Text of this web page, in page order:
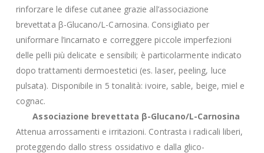
rinforzare le difese cutanee grazie all’associazione
brevettata β-Glucano/L-Carnosina. Consigliato per
uniformare l’incarnato e correggere piccole imperfezioni
delle pelli più delicate e sensibili; è particolarmente indicato
dopo trattamenti dermoestetici (es. laser, peeling, luce
pulsata). Disponibile in 5 tonalità: ivoire, sable, beige, miel e
cognac.
Associazione brevettata β-Glucano/L-Carnosina
Attenua arrossamenti e irritazioni. Contrasta i radicali liberi,
proteggendo dallo stress ossidativo e dalla glico-